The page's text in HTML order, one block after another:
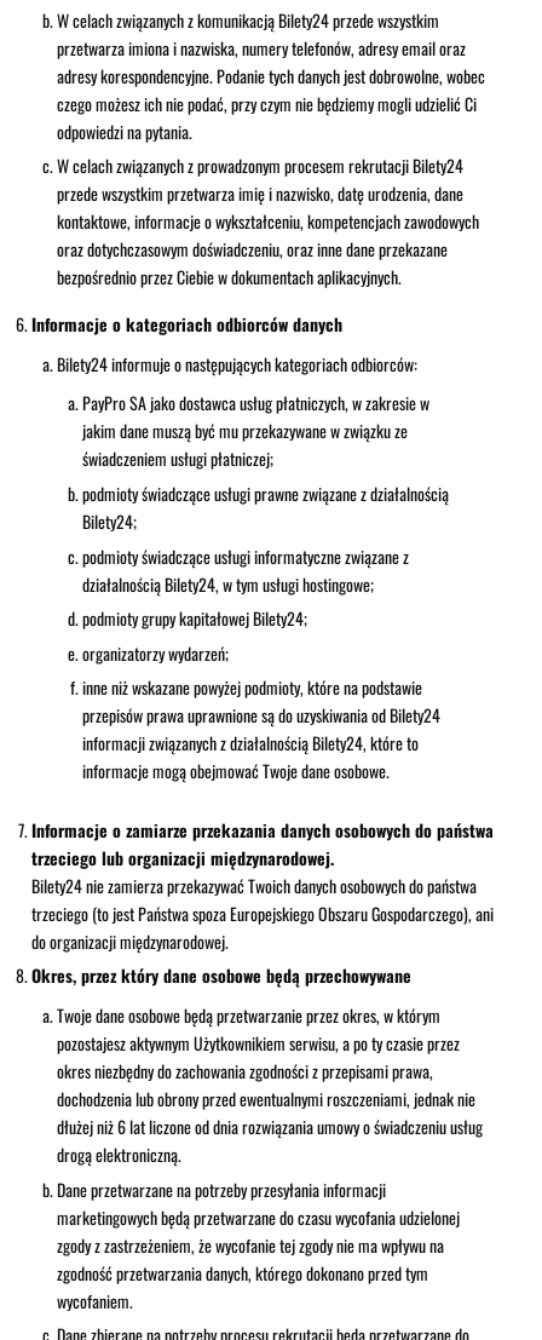
W celach związanych z komunikacją Bilety24 przede wszystkim
przetwarza imiona i nazwiska, numery telefonów, adresy email oraz
adresy korespondencyjne. Podanie tych danych jest dobrowolne, wobec
czego możesz ich nie podać, przy czym nie będziemy mogli udzielić Ci
odpowiedzi na pytania.
W celach związanych z prowadzonym procesem rekrutacji Bilety24
przede wszystkim przetwarza imię i nazwisko, datę urodzenia, dane
kontaktowe, informacje o wykształceniu, kompetencjach zawodowych
oraz dotychczasowym doświadczeniu, oraz inne dane przekazane
bezpośrednio przez Ciebie w dokumentach aplikacyjnych.
Informacje o kategoriach odbiorców danych
Bilety24 informuje o następujących kategoriach odbiorców:
PayPro SA jako dostawca usług płatniczych, w zakresie w
jakim dane muszą być mu przekazywane w związku ze
świadczeniem usługi płatniczej;
podmioty świadczące usługi prawne związane z działalnością
Bilety24;
podmioty świadczące usługi informatyczne związane z
działalnością Bilety24, w tym usługi hostingowe;
podmioty grupy kapitałowej Bilety24;
organizatorzy wydarzeń;
inne niż wskazane powyżej podmioty, które na podstawie
przepisów prawa uprawnione są do uzyskiwania od Bilety24
informacji związanych z działalnością Bilety24, które to
informacje mogą obejmować Twoje dane osobowe.
Informacje o zamiarze przekazania danych osobowych do państwa
trzeciego lub organizacji międzynarodowej.
Bilety24 nie zamierza przekazywać Twoich danych osobowych do państwa
trzeciego (to jest Państwa spoza Europejskiego Obszaru Gospodarczego), ani
do organizacji międzynarodowej.
Okres, przez który dane osobowe będą przechowywane
Twoje dane osobowe będą przetwarzanie przez okres, w którym
pozostajesz aktywnym Użytkownikiem serwisu, a po ty czasie przez
okres niezbędny do zachowania zgodności z przepisami prawa,
dochodzenia lub obrony przed ewentualnymi roszczeniami, jednak nie
dłużej niż 6 lat liczone od dnia rozwiązania umowy o świadczeniu usług
drogą elektroniczną.
Dane przetwarzane na potrzeby przesyłania informacji
marketingowych będą przetwarzane do czasu wycofania udzielonej
zgody z zastrzeżeniem, że wycofanie tej zgody nie ma wpływu na
zgodność przetwarzania danych, którego dokonano przed tym
wycofaniem.
Dane zbierane na potrzeby procesu rekrutacji będą przetwarzane do